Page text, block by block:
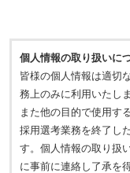
個人情報の取り扱いに
皆様の個人情報は適切
務上のみに利用いたしま
また他の目的で使用す
採用選考業務を終了し
す。個人情報の取り扱
に事前に連絡し了承を